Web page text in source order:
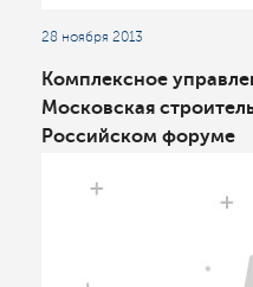
28 ноября 2013
Комплексное
Московская
Российском форуме